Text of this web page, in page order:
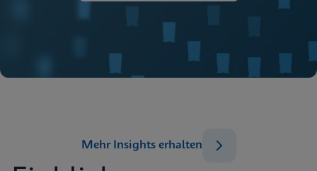
Mehr Insights erhalten